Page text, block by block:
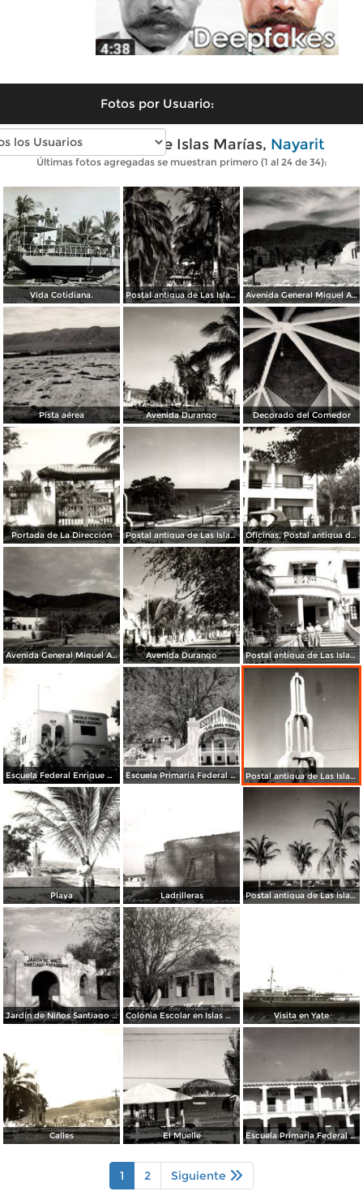
Fotos por Usuario:
Fotos antiguas de Islas Marías, Nayarit
Últimas fotos agregadas se muestran primero (1 al 24 de 34):
Vida Cotidiana. Postal antigua de Las Islas Marías Avenida General Miguel Alemán
Pista aérea Avenida Durango Decorado del Comedor
Portada de La Dirección Postal antigua de Las Islas Marías Oficinas. Postal antigua de Las Islas Marías 28-8-47
Avenida General Miguel Alemán Avenida Durango Postal antigua de Las Islas Marías
Escuela Federal Enrique Crebsamen Escuela Primaria Federal Lic. Gual Vidal Postal antigua de Las Islas Marías
Playa Ladrilleras Postal antigua de Las Islas Marías 5-24-48
Jardín de Niños Santiago Papasquiaro Colonia Escolar en Islas Marías Visita en Yate
Calles El Muelle Escuela Primaria Federal Lic. Gual Vidal
1 2 Siguiente